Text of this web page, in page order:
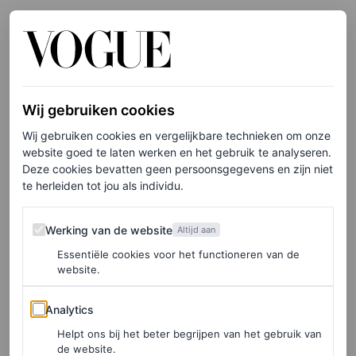
herfst/winter 1995-coutureshow. Een look die destijds
gedragen werd door niemand minder dan Kate Moss.
heden te vertalen. Geen sluier of expliciete caption met
bride to be‘, wél eenstackarmbanden van Bulgari en
een onopvallende clue in de vorm van een aansteker met
de tekst ‘dreamgirl‘. Al was de archieflook voor
modekenners al genoeg bewijs aan te nemen dat het om
Dua Lipa’s vermeendebachelorette party
gevalletjeif you know, you know.
LEES OOK
Dua Lipa gaat op safari en neemt mee… een
Wij gebruiken cookies
Wij gebruiken cookies en vergelijkbare technieken om onze
website goed te laten werken en het gebruik te analyseren.
Deze cookies bevatten geen persoonsgegevens en zijn niet
te herleiden tot jou als individu.
Werking van de website
Werking van de website Altijd aan
Essentiële cookies voor het functioneren van de
website.
Analytics
Analytics
Helpt ons bij het beter begrijpen van het gebruik van
de website.